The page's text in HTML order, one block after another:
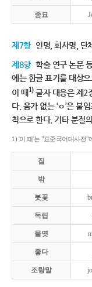
종묘
제7항 인명, 회사명, 단
제8항 학술 연구 논문
에는 한글 표기를 대상으
이 때1)글자 대응은 제2
다. 음가 없는 ‘ㅇ’은 붙
칙으로 한다. 기타 분절
1) '이 때'는 "표준국어대사전"
집
밖
붓꽃
독립
물엿
좋다
조랑말